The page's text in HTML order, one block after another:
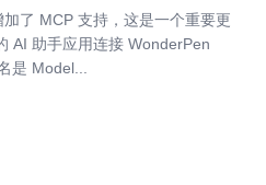
了 MCP 支持，这是一个重要更
AI 助手应用连接 WonderPen
是 Model...